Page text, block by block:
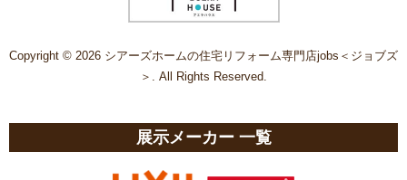
Copyright © 2026 シアーズホームの住宅リフォーム専門店jobs＜ジョブズ
＞. All Rights Reserved.
展示メーカー 一覧